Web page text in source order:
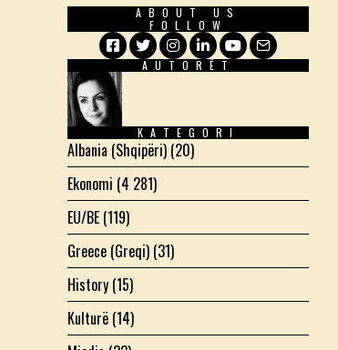
ABOUT US
FOLLOW
Facebook
TwitterInstagram
LinkedIn
YouTube
Email
AUTORËT
KATEGORI
Albania (Shqipëri) (20)
Ekonomi (4 281)
EU/BE (119)
Greece (Greqi) (31)
History (15)
Kulturë (14)